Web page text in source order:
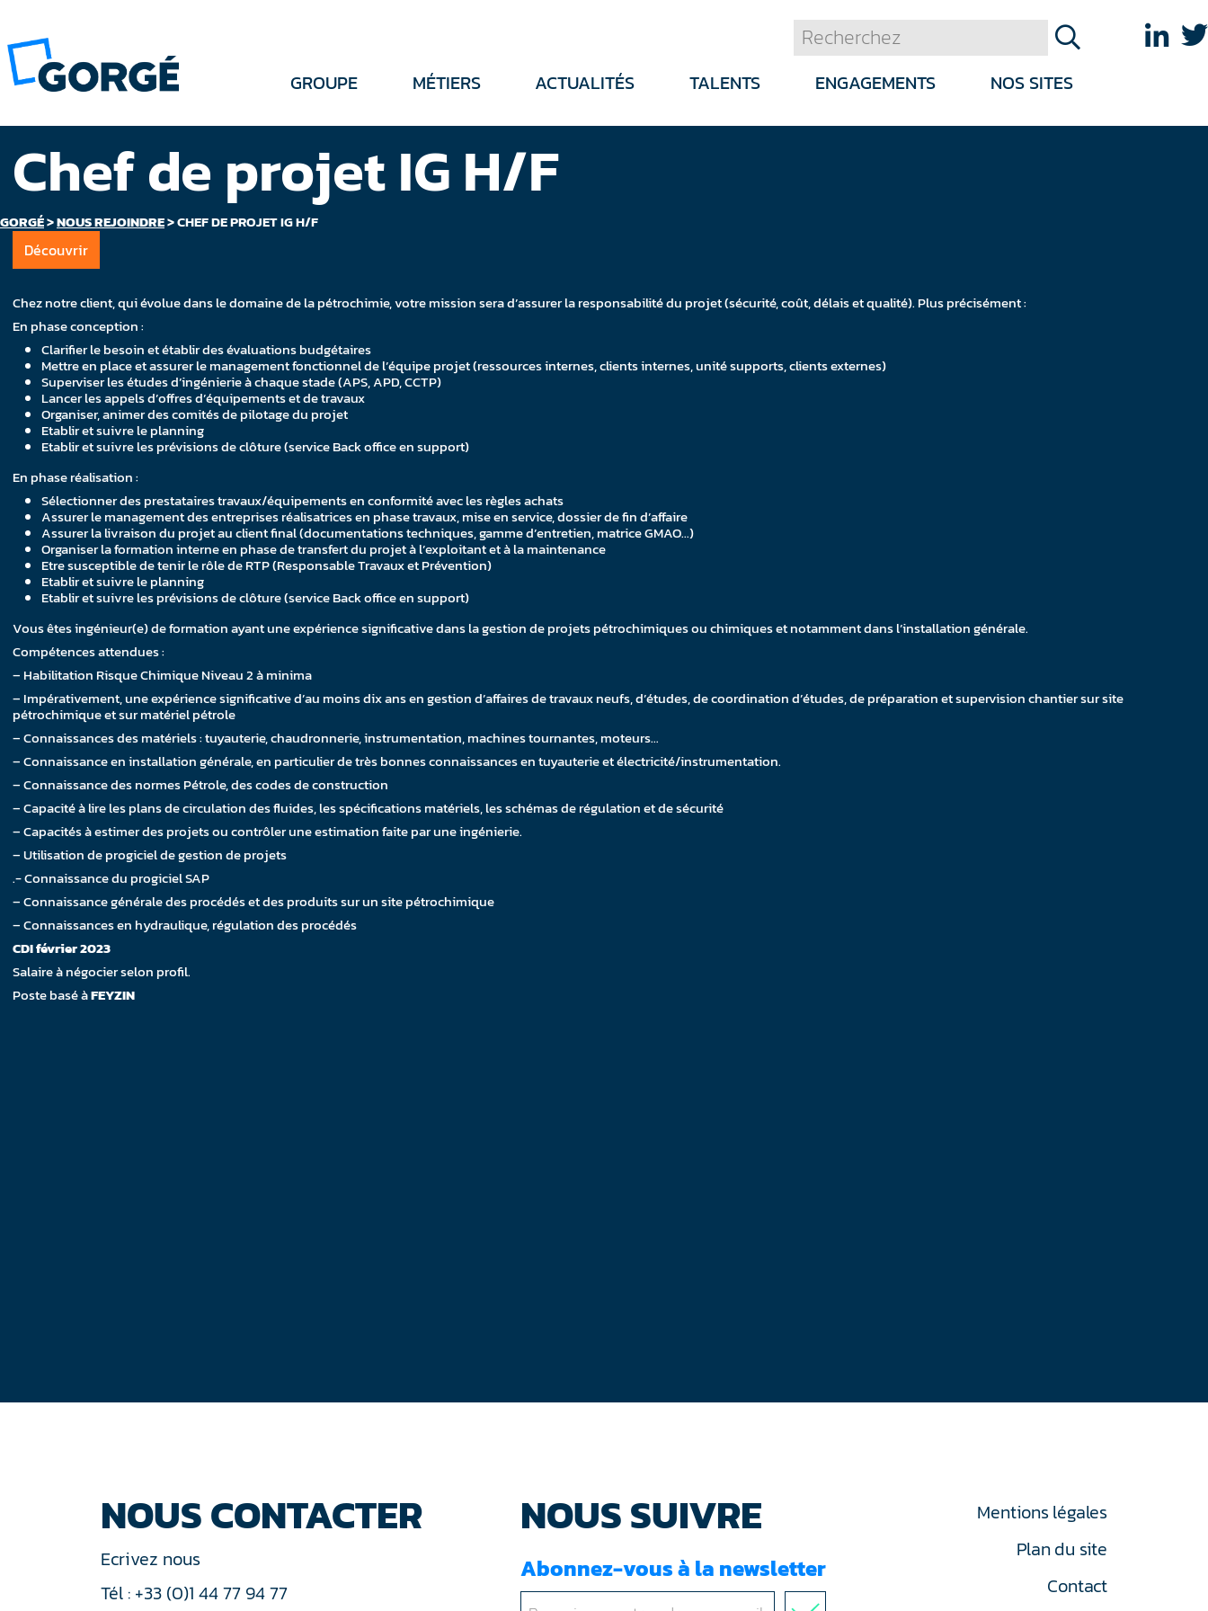
GROUPE MÉTIERS ACTUALITÉS TALENTS ENGAGEMENTS NOS SITES
GORGÉ>NOUS REJOINDRE>CHEF DE PROJET IG H/F
Chef de projet IG H/F
Découvrir
Chez notre client, qui évolue dans le domaine de la pétrochimie, votre mission sera d’assurer la responsabilité du projet (sécurité, coût, délais et qualité). Plus précisément :
En phase conception :
Clarifier le besoin et établir des évaluations budgétaires
Mettre en place et assurer le management fonctionnel de l’équipe projet (ressources internes, clients internes, unité supports, clients externes)
Superviser les études d’ingénierie à chaque stade (APS, APD, CCTP)
Lancer les appels d’offres d’équipements et de travaux
Organiser, animer des comités de pilotage du projet
Etablir et suivre le planning
Etablir et suivre les prévisions de clôture (service Back office en support)
En phase réalisation :
Sélectionner des prestataires travaux/équipements en conformité avec les règles achats
Assurer le management des entreprises réalisatrices en phase travaux, mise en service, dossier de fin d’affaire
Assurer la livraison du projet au client final (documentations techniques, gamme d’entretien, matrice GMAO…)
Organiser la formation interne en phase de transfert du projet à l’exploitant et à la maintenance
Etre susceptible de tenir le rôle de RTP (Responsable Travaux et Prévention)
Etablir et suivre le planning
Etablir et suivre les prévisions de clôture (service Back office en support)
Vous êtes ingénieur(e) de formation ayant une expérience significative dans la gestion de projets pétrochimiques ou chimiques et notamment dans l’installation générale.
Compétences attendues :
– Habilitation Risque Chimique Niveau 2 à minima
– Impérativement, une expérience significative d’au moins dix ans en gestion d’affaires de travaux neufs, d’études, de coordination d’études, de préparation et supervision chantier sur site
pétrochimique et sur matériel pétrole
– Connaissances des matériels : tuyauterie, chaudronnerie, instrumentation, machines tournantes, moteurs…
– Connaissance en installation générale, en particulier de très bonnes connaissances en tuyauterie et électricité/instrumentation.
– Connaissance des normes Pétrole, des codes de construction
– Capacité à lire les plans de circulation des fluides, les spécifications matériels, les schémas de régulation et de sécurité
– Capacités à estimer des projets ou contrôler une estimation faite par une ingénierie.
– Utilisation de progiciel de gestion de projets
.- Connaissance du progiciel SAP
– Connaissance générale des procédés et des produits sur un site pétrochimique
– Connaissances en hydraulique, régulation des procédés
CDI février2023
Salaire à négocier selon profil.
Poste basé àFEYZIN
NOUS CONTACTER
Ecrivez nous
Tél : +33 (0)1 44 77 94 77
NOUS SUIVRE
Abonnez-vous à la newsletter
Mentions légales
Plan du site
Contact